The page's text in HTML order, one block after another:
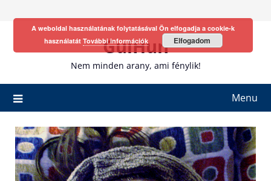
GulHun
Nem minden arany, ami fénylik!
Menu
A weboldal használatának folytatásával Ön elfogadja a cookie-k
használatát További információk Elfogadom